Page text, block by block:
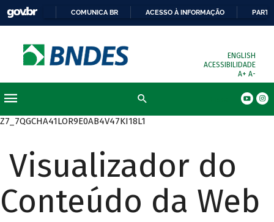
COMUNICA BR ACESSO À INFORMAÇÃO
ENGLISH
ACESSIBILIDADE
A+ A-
Z7_7QGCHA41LOR9E0AB4V47KI18L1
Visualizador do
Conteúdo da Web